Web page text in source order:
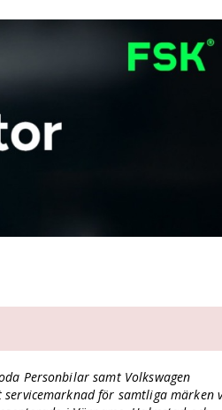
Personbilar samt Volkswagen
för samtliga märken